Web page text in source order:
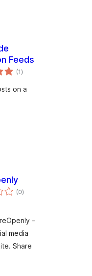
Feeds
(1एकूण
मूल्यांकन
)
on a
(0एकूण
मूल्यांकन
)
–
media
Share